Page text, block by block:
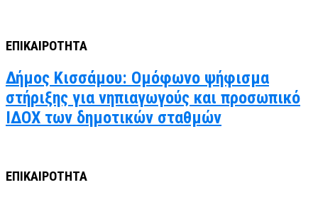
ΕΠΙΚΑΙΡΟΤΗΤΑ
Δήμος Κισσάμου: Ομόφωνο ψήφισμα
στήριξης για νηπιαγωγούς και προσωπικό
ΙΔΟΧ των δημοτικών σταθμών
ΕΠΙΚΑΙΡΟΤΗΤΑ